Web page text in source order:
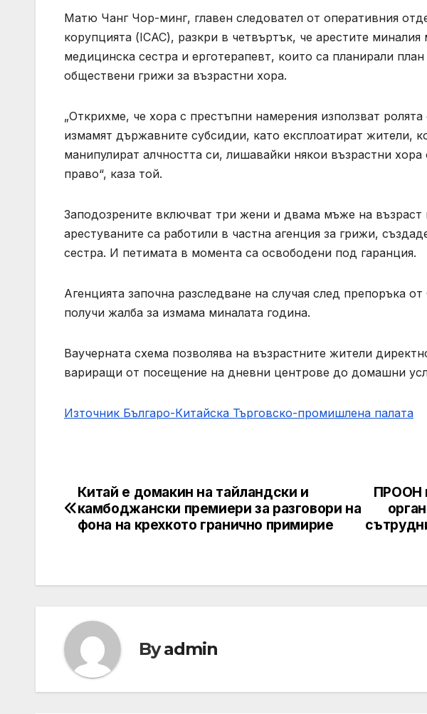
Матю Чанг Чор-минг, главен следовател от оперативния
корупцията (ICAC), разкри в четвъртък, че арестите
медицинска сестра и ерготерапевт, които са планирали
обществени грижи за възрастни хора.
„Открихме, че хора с престъпни намерения използват
измамят държавните субсидии, като експлоатират жители,
манипулират алчността си, лишавайки някои възрастни
право“, каза той.
Заподозрените включват три жени и двама мъже на
арестуваните са работили в частна агенция за грижи,
сестра. И петимата в момента са освободени под гаранция.
Агенцията започна разследване на случая след препоръка
получи жалба за измама миналата година.
Ваучерната схема позволява на възрастните жители
вариращи от посещение на дневни центрове до домашни
Източник Българо-Китайска Търговско-промишлена палaта
Навигация
ПРООН
Китай е домакин на тайландски и
камбоджански премиери за разговори на
фона на крехкото гранично примирие
Byadmin